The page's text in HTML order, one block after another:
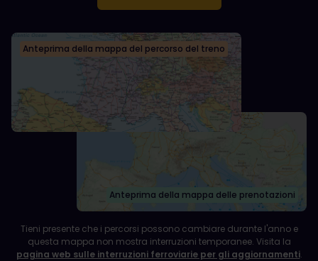
Anteprima della mappa del percorso del treno
Anteprima della mappa delle prenotazioni
Tieni presente che i percorsi possono cambiare durante l'anno e
questa mappa non mostra interruzioni temporanee. Visita la
pagina web sulle interruzioni ferroviarie per gli aggiornamenti.